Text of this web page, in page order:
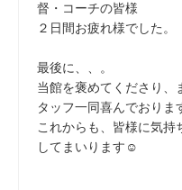
督・コーチの皆様
２日間お疲れ様でした。
最後に、、。
当館を褒めてくださり、
タッフ一同喜んでおりま
これからも、皆様に気持
してまいります☺